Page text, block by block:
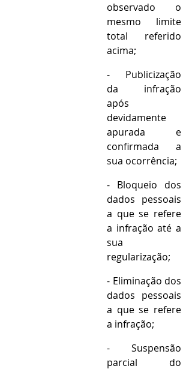
observado o
mesmo limite
total referido
acima;
- Publicização
da infração
após
devidamente
apurada e
confirmada a
sua ocorrência;
- Bloqueio dos
dados pessoais
a que se refere
a infração até a
sua
regularização;
- Eliminação dos
dados pessoais
a que se refere
a infração;
- Suspensão
parcial do